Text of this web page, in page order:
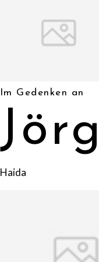
Im Gedenken an
Haida